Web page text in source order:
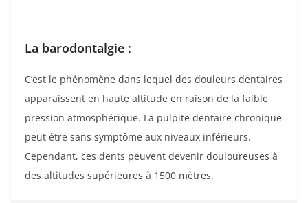
La barodontalgie :
C’est le phénomène dans lequel des douleurs dentaires
apparaissent en haute altitude en raison de la faible
pression atmosphérique. La pulpite dentaire chronique
peut être sans symptôme aux niveaux inférieurs.
Cependant, ces dents peuvent devenir douloureuses à
des altitudes supérieures à 1500 mètres.